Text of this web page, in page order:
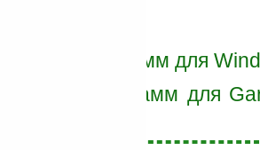
списку программ для
списку программ для